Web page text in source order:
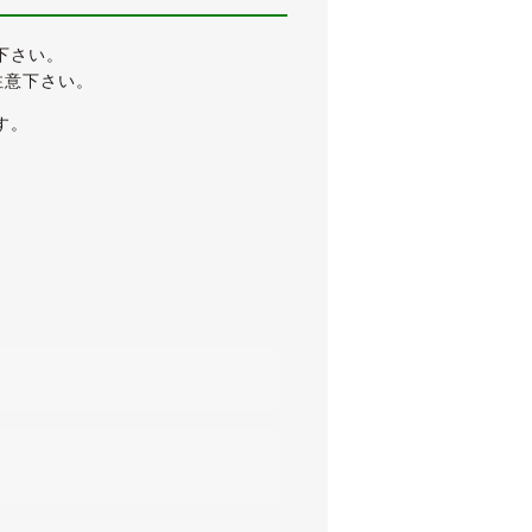
となっています。
状態が保たれています。
ません。
装です。
インをより際立たせています。
い。
下さい。